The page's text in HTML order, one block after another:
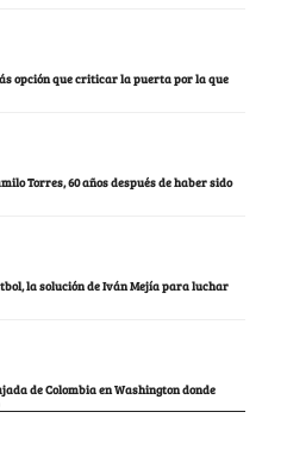
opción que criticar la puerta por la que
Torres, 60 años después de haber sido
la solución de Iván Mejía para luchar
de Colombia en Washington donde